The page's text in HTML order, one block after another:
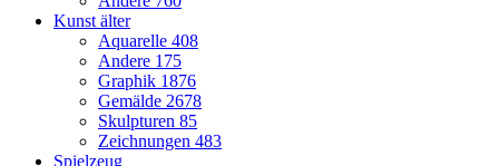
Kunst älter
Aquarelle 408
Andere 175
Graphik 1876
Gemälde 2678
Skulpturen 85
Zeichnungen 483
Spielzeug